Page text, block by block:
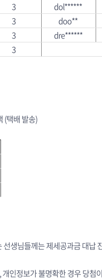
3 dol******
3 doo**
3 dre******
3
(택배 발송)
생님들께는 제세공과금 대납
인정보가 불명확한 경우 당첨